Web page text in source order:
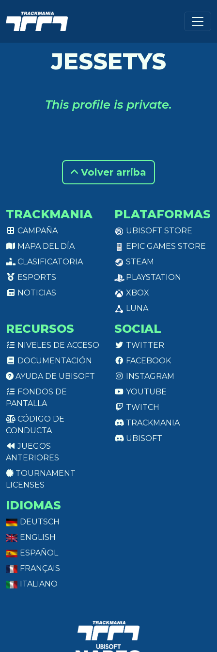
JESSETYS
This profile is private.
Volver arriba
TRACKMANIA
CAMPAÑA
MAPA DEL DÍA
CLASIFICATORIA
ESPORTS
NOTICIAS
PLATAFORMAS
UBISOFT STORE
EPIC GAMES STORE
STEAM
PLAYSTATION
XBOX
LUNA
RECURSOS
NIVELES DE ACCESO
DOCUMENTACIÓN
AYUDA DE UBISOFT
FONDOS DE
PANTALLA
CÓDIGO DE
CONDUCTA
JUEGOS
ANTERIORES
TOURNAMENT
LICENSES
SOCIAL
TWITTER
FACEBOOK
INSTAGRAM
YOUTUBE
TWITCH
TRACKMANIA
UBISOFT
IDIOMAS
DEUTSCH
ENGLISH
ESPAÑOL
FRANÇAIS
ITALIANO